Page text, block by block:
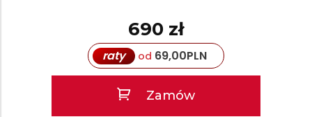
690 zł
raty od 69,00PLN
Zamów